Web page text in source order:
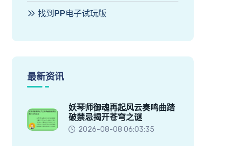
找到PP电子试玩版
最新资讯
妖琴师御魂再起风云奏鸣曲踏
破禁忌揭开苍穹之谜
2026-08-08 06:03:35